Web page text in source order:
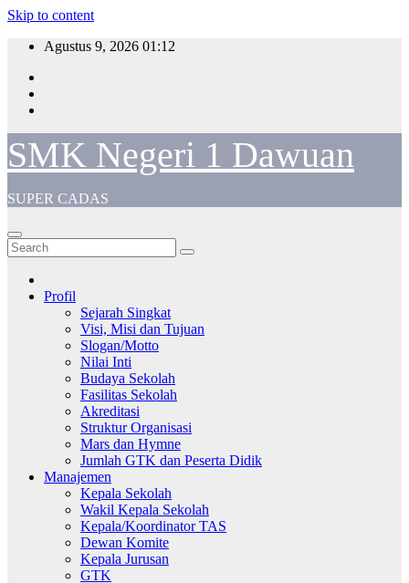
Skip to content
Agustus 9, 2026 01:12
SMK Negeri 1 Dawuan
SUPER CADAS
Profil
Sejarah Singkat
Visi, Misi dan Tujuan
Slogan/Motto
Nilai Inti
Budaya Sekolah
Fasilitas Sekolah
Akreditasi
Struktur Organisasi
Mars dan Hymne
Jumlah GTK dan Peserta Didik
Manajemen
Kepala Sekolah
Wakil Kepala Sekolah
Kepala/Koordinator TAS
Dewan Komite
Kepala Jurusan
GTK